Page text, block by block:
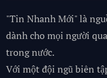
"Tin Nhanh Mới" là
dành cho mọi người
trong nước.
Với một đội ngũ biên